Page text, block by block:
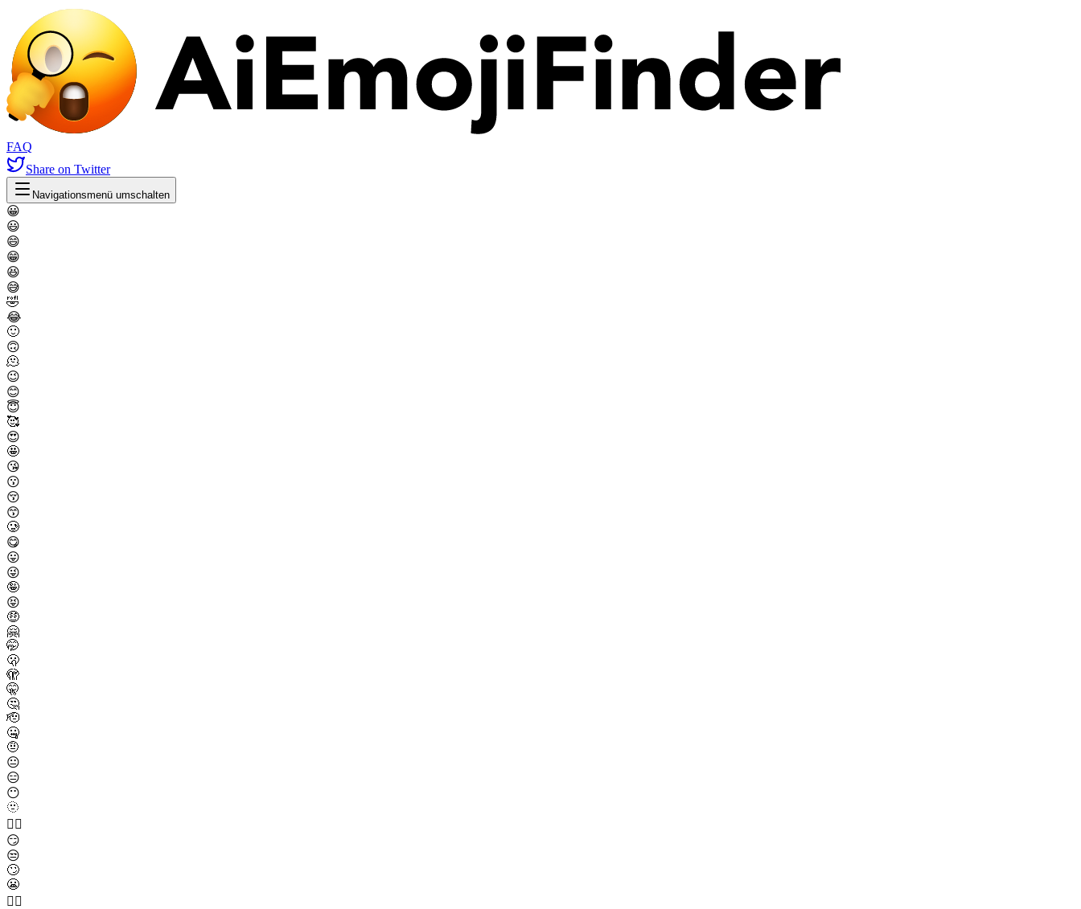
FAQ
Share on Twitter
Navigationsmenü umschalten
😀
😃
😄
😁
😆
😅
🤣
😂
🙂
🙃
🫠
😉
😊
😇
🥰
😍
🤩
😘
😗
😚
😙
🥲
😋
😛
😜
🤪
😝
🤑
🤗
🤭
🫢
🫣
🤫
🤔
🫡
🤐
🤨
😐
😑
😶
🫥
😶‍🌫️
😏
😒
🙄
😬
😮‍💨